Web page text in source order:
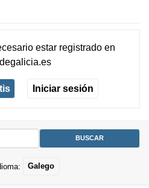
estar registradoen
Iniciar sesión
Galego